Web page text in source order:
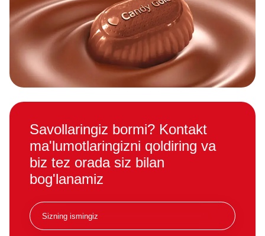
Savollaringiz bormi? Kontakt
ma'lumotlaringizni qoldiring va
biz tez orada siz bilan
bog'lanamiz